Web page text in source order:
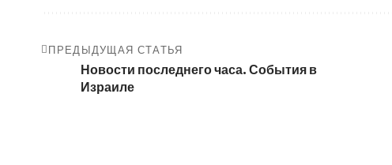
ПРЕДЫДУЩАЯ СТАТЬЯ
Новости последнего часа. События в
Израиле